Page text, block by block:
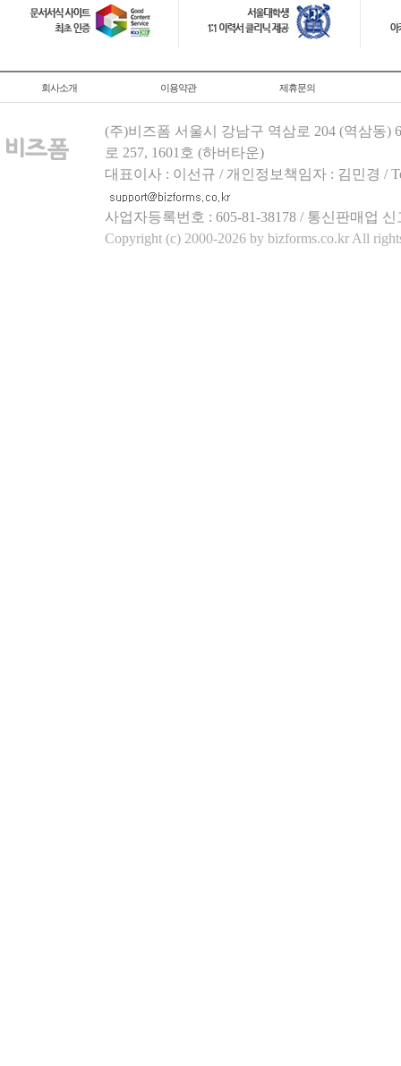
회사소개 이용약관 제휴문의
(주)비즈폼 서울시 강남구 역삼로 204 (역삼동)
로 257, 1601호 (하버타운)
대표이사 : 이선규 / 개인정보책임자 : 김민경 /
사업자등록번호 : 605-81-38178 / 통신판매업
Copyright (c) 2000-2026 by bizforms.co.kr All